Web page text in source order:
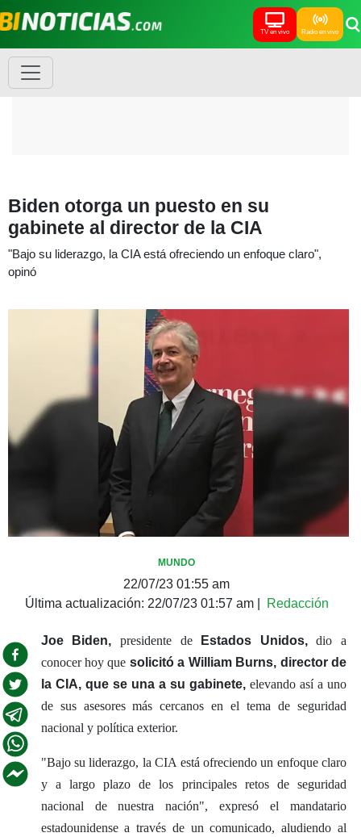
TV en vivo Radio en vivo
Biden otorga un puesto en su
gabinete al director de la CIA
"Bajo su liderazgo, la CIA está ofreciendo un enfoque claro",
opinó
MUNDO
22/07/23 01:55 am
Última actualización: 22/07/23 01:57 am| Redacción
Joe Biden, presidente de Estados Unidos,dio a
conocer hoy que solicitó a William Burns, director de
la CIA, que se una a su gabinete,elevando así a uno
de sus asesores más cercanos en el tema de seguridad
nacional y política exterior.
"Bajo su liderazgo, la CIA está ofreciendo un enfoque claro
y a largo plazo de los principales retos de seguridad
nacional de nuestra nación", expresó el mandatario
estadounidense a través de un comunicado, aludiendo al